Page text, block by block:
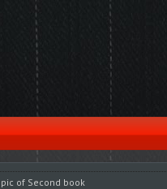
of Second book